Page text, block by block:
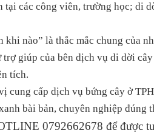
tại các công viên, trường học; di
khi nào” là thắc mắc chung của
trợ giúp của bên dịch vụ di dời
tích.
cung cấp dịch vụ bứng cây ở
bài bản, chuyên nghiệp đúng
0792662678 để được